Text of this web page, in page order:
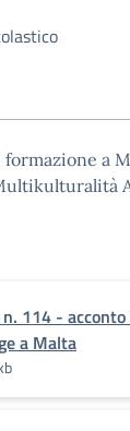
a
114 -
a Malta